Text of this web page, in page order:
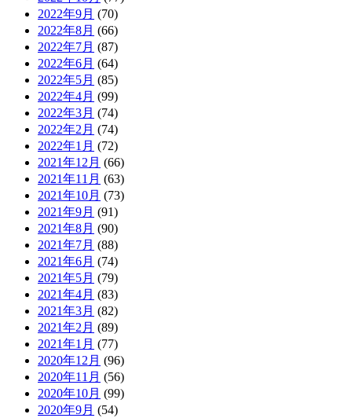
2022年9月 (70)
2022年8月 (66)
2022年7月 (87)
2022年6月 (64)
2022年5月 (85)
2022年4月 (99)
2022年3月 (74)
2022年2月 (74)
2022年1月 (72)
2021年12月 (66)
2021年11月 (63)
2021年10月 (73)
2021年9月 (91)
2021年8月 (90)
2021年7月 (88)
2021年6月 (74)
2021年5月 (79)
2021年4月 (83)
2021年3月 (82)
2021年2月 (89)
2021年1月 (77)
2020年12月 (96)
2020年11月 (56)
2020年10月 (99)
2020年9月 (54)